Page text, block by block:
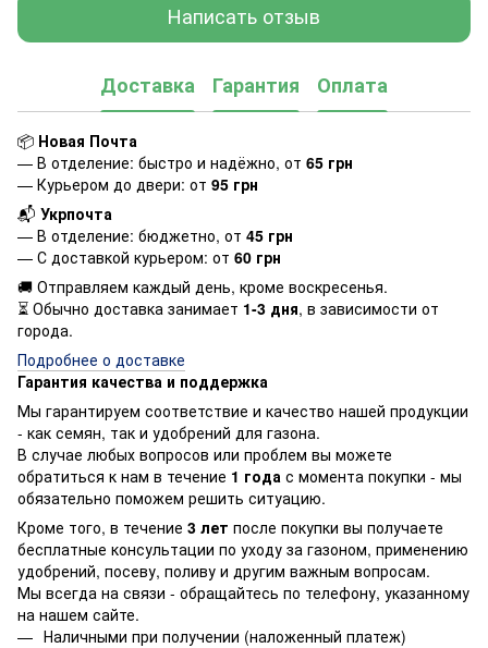
Написать отзыв
Доставка Гарантия Оплата
📦 Новая Почта
— В отделение: быстро и надёжно, от 65 грн
— Курьером до двери: от 95 грн
📬 Укрпочта
— В отделение: бюджетно, от 45 грн
— С доставкой курьером: от 60 грн
🚚 Отправляем каждый день, кроме воскресенья.
⏳ Обычно доставка занимает 1-3 дня, в зависимости от
города.
Подробнее о доставке
Гарантия качества и поддержка
Мы гарантируем соответствие и качество нашей продукции
- как семян, так и удобрений для газона.
В случае любых вопросов или проблем вы можете
обратиться к нам в течение 1 года с момента покупки - мы
обязательно поможем решить ситуацию.
Кроме того, в течение 3 лет после покупки вы получаете
бесплатные консультации по уходу за газоном, применению
удобрений, посеву, поливу и другим важным вопросам.
Мы всегда на связи - обращайтесь по телефону, указанному
на нашем сайте.
Наличными при получении (наложенный платеж)